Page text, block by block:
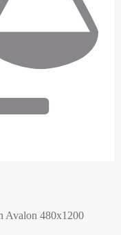
Avalon 480х1200